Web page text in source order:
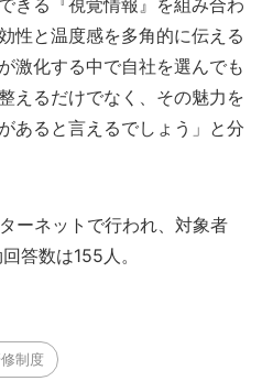
きる『視覚情報』を組み合わ
性と温度感を多角的に伝える
激化する中で自社を選んでも
えるだけでなく、その魅力を
あると言えるでしょう」と分
ーネットで行われ、対象者
答数は155人。
制度